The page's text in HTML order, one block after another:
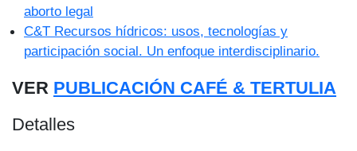
aborto legal
C&T Recursos hídricos: usos, tecnologías y
participación social. Un enfoque interdisciplinario.
VER PUBLICACIÓN CAFÉ & TERTULIA
Detalles